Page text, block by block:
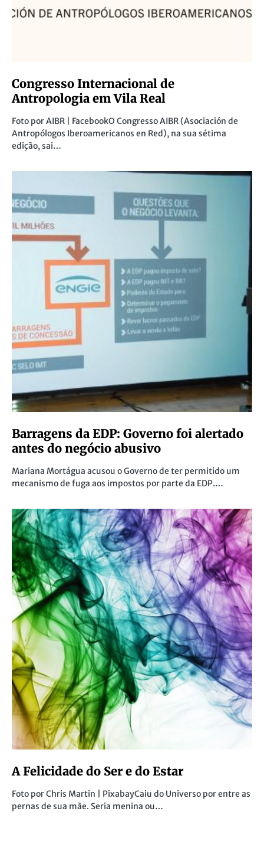
Congresso Internacional de
Antropologia em Vila Real
Foto por AIBR | FacebookO Congresso AIBR (Asociación de
Antropólogos Iberoamericanos en Red), na sua sétima
edição, sai…
Barragens da EDP: Governo foi alertado
antes do negócio abusivo
Mariana Mortágua acusou o Governo de ter permitido um
mecanismo de fuga aos impostos por parte da EDP.…
A Felicidade do Ser e do Estar
Foto por Chris Martin | PixabayCaiu do Universo por entre as
pernas de sua mãe. Seria menina ou…